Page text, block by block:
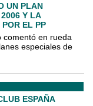
UN PLAN
Y LA
POR EL PP
comentó en rueda
especiales de
ESPAÑA